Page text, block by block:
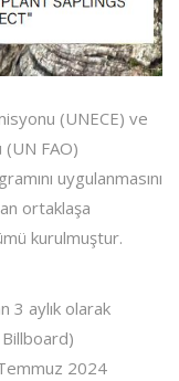
(UNECE) ve
FAO)
uygulanmasını
ortaklaşa
kurulmuştur.
3 aylık olarak
Temmuz 2024